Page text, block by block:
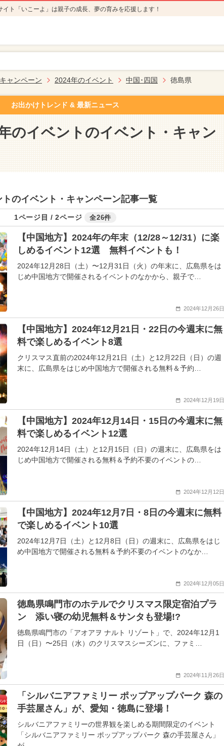
ト「いこーよ」は親子の成長、夢の育みを応援します！
ャンペーン 2024年のイベント 中国･四国 徳島県
お出かけトレンド & 最新ニュース
のイベントのイベント・キャン
のイベント・キャンペーン記事一覧
1ページ目 / 2ページ 全26件
【中国地方】2024年の年末（12/28～12/31）に楽
しめるイベント12選 無料イベントも！
2024年12月28日（土）〜12月31日（火）の年末に、広島県をは
じめ中国地方で開催されるイベントのなかから、親子で…
2024年12月26日
【中国地方】2024年12月21日・22日の今週末に無
料で楽しめるイベント8選
クリスマス直前の2024年12月21日（土）と12月22日（日）の週
末に、広島県をはじめ中国地方で開催される無料＆予約…
2024年12月19日
【中国地方】2024年12月14日・15日の今週末に無
料で楽しめるイベント12選
2024年12月14日（土）と12月15日（日）の週末に、広島県をは
じめ中国地方で開催される無料＆予約不要のイベントの…
2024年12月12日
【中国地方】2024年12月7日・8日の今週末に無料
で楽しめるイベント10選
2024年12月7日（土）と12月8日（日）の週末に、広島県をはじ
め中国地方で開催される無料＆予約不要のイベントのなか…
2024年12月05日
徳島県鳴門市のホテルでクリスマス限定宿泊プラ
ン 添い寝の幼児無料＆サンタも登場!?
徳島県鳴門市の「アオアヲ ナルト リゾート」で、2024年12月1
日（日）〜25日（水）のクリスマスシーズンに、ファミ…
2024年11月26日
「シルバニアファミリー ポップアップパーク 森の
手芸屋さん」が、愛知・徳島に登場！
シルバニアファミリーの世界観を楽しめる期間限定のイベント
「シルバニアファミリー ポップアップパーク 森の手芸屋さん」